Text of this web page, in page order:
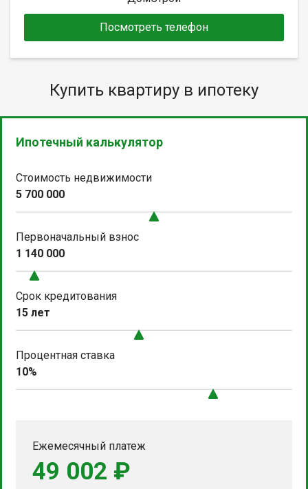
Посмотреть телефон
Купить квартиру в ипотеку
Ипотечный калькулятор
Стоимость недвижимости
5 700 000
Первоначальный взнос
1 140 000
Срок кредитования
15 лет
Процентная ставка
10%
Ежемесячный платеж
49 002 ₽